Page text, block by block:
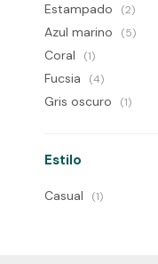
Estampado (2)
Azul marino (5)
Coral (1)
Fucsia (4)
Gris oscuro (1)
Estilo
Casual (1)